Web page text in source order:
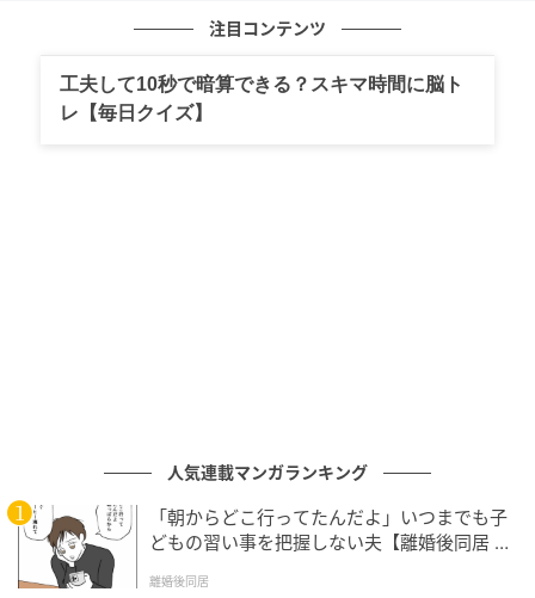
いかがでしたか？ ぜひ、レッスンを参考にして練習し
てみてください！
注目コンテンツ
工夫して10秒で暗算できる？スキマ時間に脳ト
レ【毎日クイズ】
人気連載マンガランキング
「朝からどこ行ってたんだよ」いつまでも子
どもの習い事を把握しない夫【離婚後同居 Vo
離婚後同居